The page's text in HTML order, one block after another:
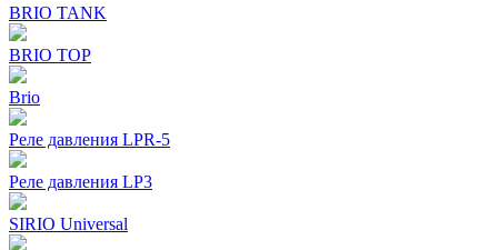
BRIO TANK
BRIO TOP
Brio
Реле давления LPR-5
Реле давления LP3
SIRIO Universal